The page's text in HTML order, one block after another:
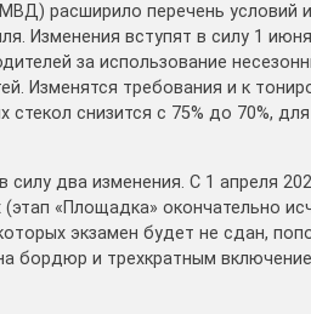
расширило перечень условий и
Изменения вступят в силу 1
за использование
Изменятся требования и к
снизится с 75% до 70%,
два изменения. С 1 апреля
«Площадка» окончательно
экзамен будет не сдан,
бордюр и трехкратным